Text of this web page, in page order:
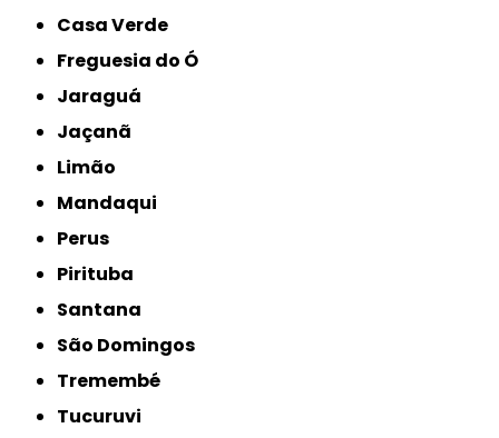
Casa Verde
Freguesia do Ó
Jaraguá
Jaçanã
Limão
Mandaqui
Perus
Pirituba
Santana
São Domingos
Tremembé
Tucuruvi